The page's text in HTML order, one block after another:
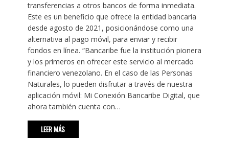
transferencias a otros bancos de forma inmediata.
Este es un beneficio que ofrece la entidad bancaria
desde agosto de 2021, posicionándose como una
alternativa al pago móvil, para enviar y recibir
fondos en línea. “Bancaribe fue la institución pionera
y los primeros en ofrecer este servicio al mercado
financiero venezolano. En el caso de las Personas
Naturales, lo pueden disfrutar a través de nuestra
aplicación móvil: Mi Conexión Bancaribe Digital, que
ahora también cuenta con…
LEER MÁS